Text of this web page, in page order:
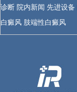
诊断 院内新闻 先进设备
白癜风 肢端性白癜风